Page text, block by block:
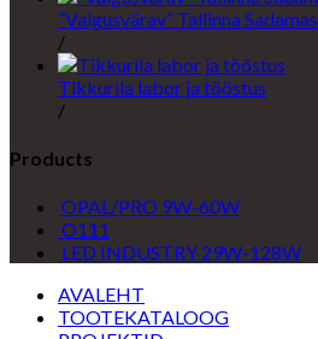
“Valgusvärav” Tallinna Sadamas
/
Tikkurila labor ja tööstus
/
Products
OPAL/PRO 9W-60W
O111
LED INDUSTRY 29W-128W
AVALEHT
TOOTEKATALOOG